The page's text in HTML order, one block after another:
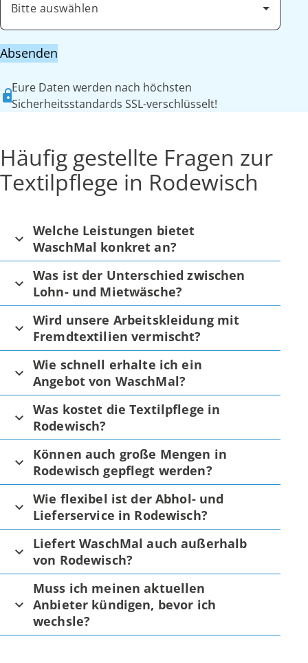
Bitte auswählen
Absenden
Eure Daten werden nach höchsten
Sicherheitsstandards SSL-verschlüsselt!
Häufig gestellte Fragen zur
Textilpflege in Rodewisch
Welche Leistungen bietet
WaschMal konkret an?
Was ist der Unterschied zwischen
Lohn- und Mietwäsche?
Wird unsere Arbeitskleidung mit
Fremdtextilien vermischt?
Wie schnell erhalte ich ein
Angebot von WaschMal?
Was kostet die Textilpflege in
Rodewisch?
Können auch große Mengen in
Rodewisch gepflegt werden?
Wie flexibel ist der Abhol- und
Lieferservice in Rodewisch?
Liefert WaschMal auch außerhalb
von Rodewisch?
Muss ich meinen aktuellen
Anbieter kündigen, bevor ich
wechsle?